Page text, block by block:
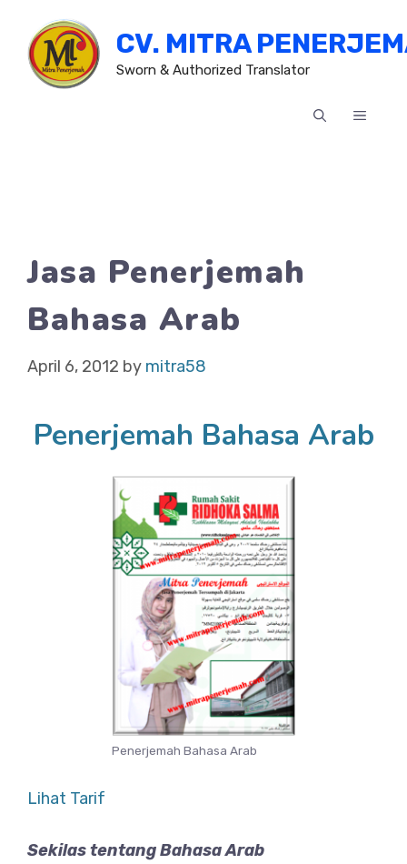
content
CV. MITRA
Sworn & Authorized Translator
MENU
Jasa Penerjemah
Bahasa Arab
April 6, 2012 by mitra58
Penerjemah Bahasa Arab
Penerjemah Bahasa Arab
Lihat Tarif
Sekilas tentang Bahasa Arab